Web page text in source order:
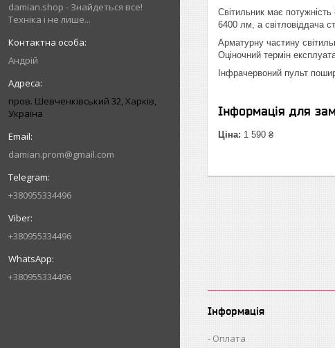
damian.shop - Знайдеться все!
Техніка і не лише...
Андрій
пров. Шевченківський 32, Харків,
Україна
damian.prom@gmail.com
+380955334496
+380955334496
+380955334496
Світильник має
6400 лм, а світловіддача
Арматурну частину
Оціночний термін
Інфрачервоний пульт
Інформація для
Ціна: 1 590 ₴
Інформація
Оплата